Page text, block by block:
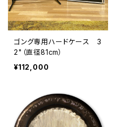
ゴング専用ハードケース 3
2"（直径81cm）
¥112,000